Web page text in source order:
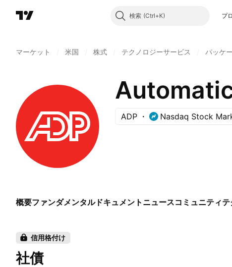
検索 プ
マーケット 米国 株式 テクノロジーサービス パッケ
ADP Nasdaq Stock
概要ファンダメンタルドキュメント ニュースコミュニティ
信用格付け
社債